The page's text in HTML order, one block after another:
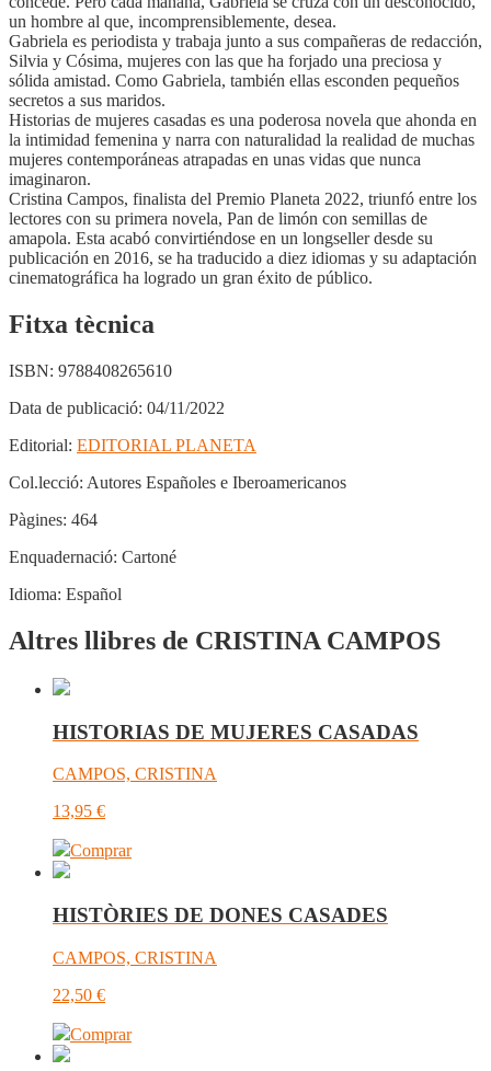
un hombre al que, incomprensiblemente, desea.
Gabriela es periodista y trabaja junto a sus compañeras de redacción,
Silvia y Cósima, mujeres con las que ha forjado una preciosa y
sólida amistad. Como Gabriela, también ellas esconden pequeños
secretos a sus maridos.
Historias de mujeres casadas es una poderosa novela que ahonda en
la intimidad femenina y narra con naturalidad la realidad de muchas
mujeres contemporáneas atrapadas en unas vidas que nunca
imaginaron.
Cristina Campos, finalista del Premio Planeta 2022, triunfó entre los
lectores con su primera novela, Pan de limón con semillas de
amapola. Esta acabó convirtiéndose en un longseller desde su
publicación en 2016, se ha traducido a diez idiomas y su adaptación
cinematográfica ha logrado un gran éxito de público.
Fitxa tècnica
ISBN: 9788408265610
Data de publicació: 04/11/2022
Editorial: EDITORIAL PLANETA
Col.lecció: Autores Españoles e Iberoamericanos
Pàgines: 464
Enquadernació: Cartoné
Idioma: Español
Altres llibres de CRISTINA CAMPOS
HISTORIAS DE MUJERES CASADAS
CAMPOS, CRISTINA
13,95 €
Comprar
HISTÒRIES DE DONES CASADES
CAMPOS, CRISTINA
22,50 €
Comprar